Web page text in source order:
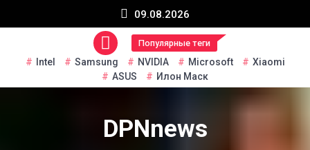
09.08.2026
Популярные теги
Intel Samsung NVIDIA Microsoft
Xiaomi
ASUS
Илон Маск
DPNnews